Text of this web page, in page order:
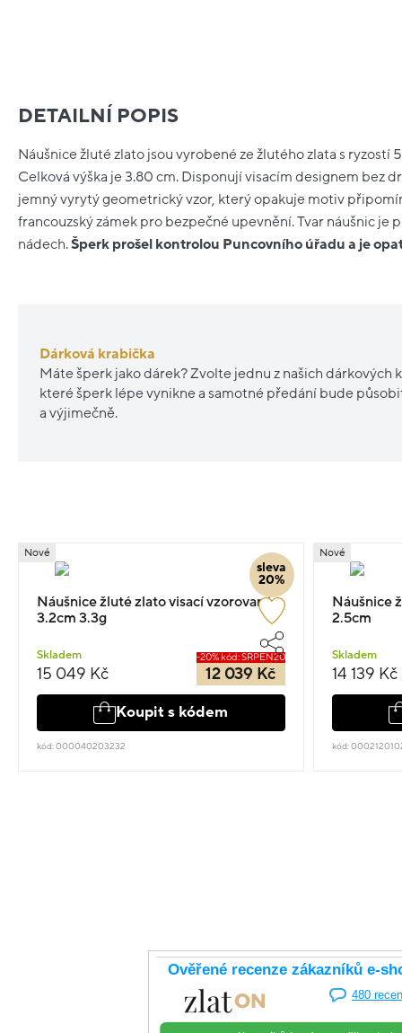
DETAILNÍ POPIS
Náušnice žluté zlato jsou vyrobené ze žlutého zlata s ryzostí
Celková výška je 3.80 cm. Disponují visacím designem bez
jemný vyrytý geometrický vzor, který opakuje motiv
francouzský zámek pro bezpečné upevnění. Tvar náušnic je
nádech.Šperk prošel kontrolou Puncovního úřadu a je
Dárková krabička
Máte šperk jako dárek? Zvolte jednu z našich dárkových
které šperk lépe vynikne a samotné předání bude
a výjimečně.
sleva
20%
Nové
Náušnice žluté zlato visací vzorované
3.2cm 3.3g
Skladem
15 049 Kč
-20% kód: SRPEN20
12 039 Kč
Koupit s kódem
kód: 000040203232
Nové
Náušnice
2.5cm
Skladem
14 139 Kč
kód: